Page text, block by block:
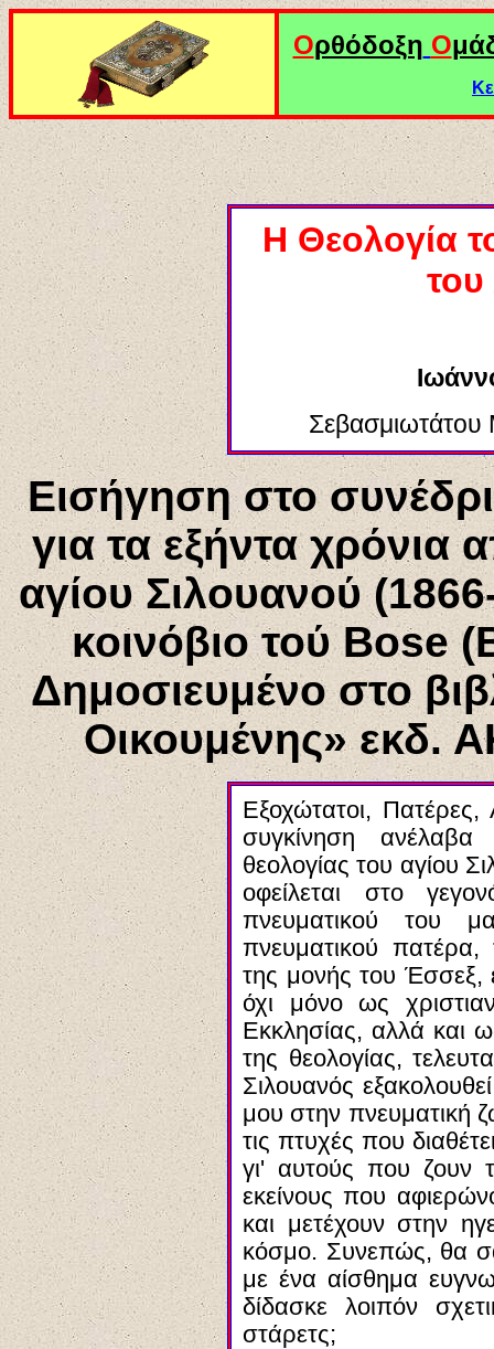
Ορθόδοξη Ο
Η Θεολογία
Εισήγηση στο
για τα εξήντα χρόνια
αγίου Σιλουανού
κοινόβιο τούBose
Δημοσιευμένο στο
Οικουμένης» εκδ.
Εξοχώτατοι,
συγκίνηση
θεολογίας του αγίου
οφείλεται στο
πνευματικού του
πνευματικού
της μονής του Έσσεξ,
όχι μόνο ως
Εκκλησίας, αλλά και
της θεολογίας,
Σιλουανός
μου στην πνευματική
τις πτυχές που
γι' αυτούς που ζουν
εκείνους που
και μετέχουν στην
κόσμο. Συνεπώς, θα
με ένα αίσθημα
δίδασκε λοιπόν
στάρετς;